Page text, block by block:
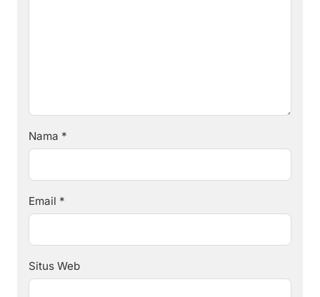
Nama *
Email *
Situs Web